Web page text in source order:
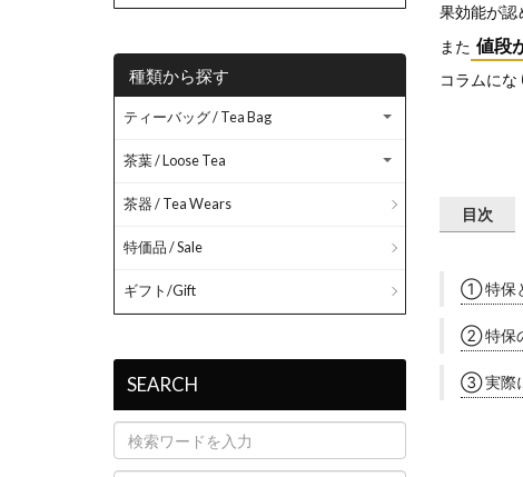
果効能が認
また 値段
コラムにな
目次
① 特保
② 特保
③ 実際
種類から探す
ティーバッグ / Tea Bag
茶葉 / Loose Tea
茶器 / Tea Wears
特価品 / Sale
ギフト/Gift
SEARCH